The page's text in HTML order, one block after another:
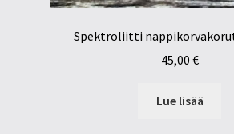
Spektroliitti
45,00 €
Lue lisää